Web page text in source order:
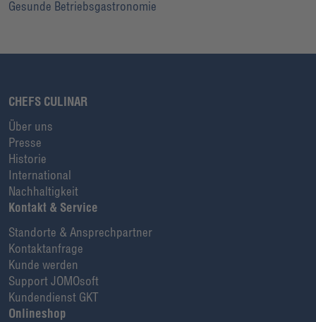
Gesunde Betriebsgastronomie
CHEFS CULINAR
Über uns
Presse
Historie
International
Nachhaltigkeit
Kontakt & Service
Standorte & Ansprechpartner
Kontaktanfrage
Kunde werden
Support JOMOsoft
Kundendienst GKT
Onlineshop